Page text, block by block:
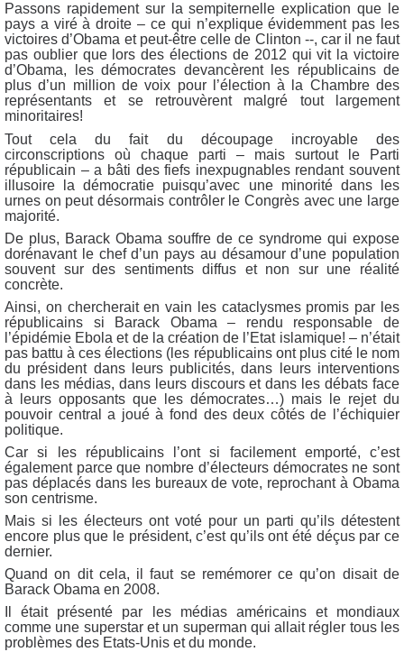
Passons rapidement sur la sempiternelle explication que le
pays a viré à droite – ce qui n’explique évidemment pas les
victoires d’Obama et peut-être celle de Clinton --, car il ne faut
pas oublier que lors des élections de 2012 qui vit la victoire
d’Obama, les démocrates devancèrent les républicains de
plus d’un million de voix pour l’élection à la Chambre des
représentants et se retrouvèrent malgré tout largement
minoritaires!
Tout cela du fait du découpage incroyable des
circonscriptions où chaque parti – mais surtout le Parti
républicain – a bâti des fiefs inexpugnables rendant souvent
illusoire la démocratie puisqu’avec une minorité dans les
urnes on peut désormais contrôler le Congrès avec une large
majorité.
De plus, Barack Obama souffre de ce syndrome qui expose
dorénavant le chef d’un pays au désamour d’une population
souvent sur des sentiments diffus et non sur une réalité
concrète.
Ainsi, on chercherait en vain les cataclysmes promis par les
républicains si Barack Obama – rendu responsable de
l’épidémie Ebola et de la création de l’Etat islamique! – n’était
pas battu à ces élections (les républicains ont plus cité le nom
du président dans leurs publicités, dans leurs interventions
dans les médias, dans leurs discours et dans les débats face
à leurs opposants que les démocrates…) mais le rejet du
pouvoir central a joué à fond des deux côtés de l’échiquier
politique.
Car si les républicains l’ont si facilement emporté, c’est
également parce que nombre d’électeurs démocrates ne sont
pas déplacés dans les bureaux de vote, reprochant à Obama
son centrisme.
Mais si les électeurs ont voté pour un parti qu’ils détestent
encore plus que le président, c’est qu’ils ont été déçus par ce
dernier.
Quand on dit cela, il faut se remémorer ce qu’on disait de
Barack Obama en 2008.
Il était présenté par les médias américains et mondiaux
comme une superstar et un superman qui allait régler tous les
problèmes des Etats-Unis et du monde.